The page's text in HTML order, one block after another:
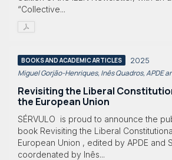
“Collective...
BOOKS AND ACADEMIC ARTICLES 2025
Miguel Gorjão-Henriques, Inês Quadros, APDE
Revisiting the Liberal
the European Union
SÉRVULO is proud to announce the
book Revisiting the Liberal
European Union , edited by APDE and
coordenated by Inês...